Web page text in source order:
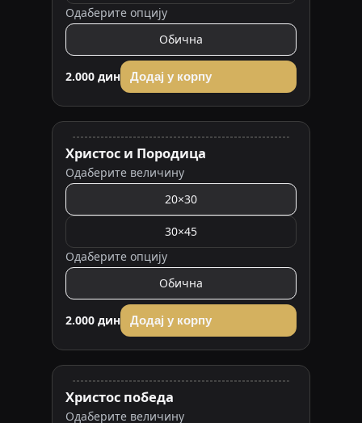
Одаберите опцију
Обична
2.000 дин Додај у корпу
Христос и Породица
Одаберите величину
20×30
30×45
Одаберите опцију
Обична
2.000 дин Додај у корпу
Христос победа
Одаберите величину